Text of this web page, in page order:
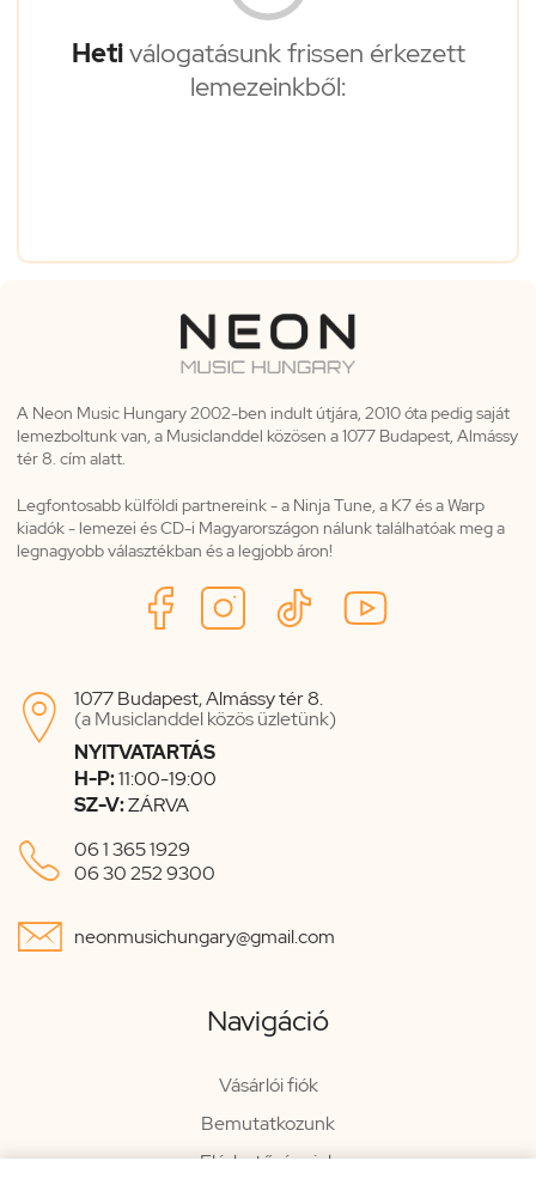
Hetiválogatásunk frissen érkezett
lemezeinkből:
A Neon Music Hungary 2002-ben indult útjára, 2010 óta pedig saját
lemezboltunk van, a Musiclanddel közösen a 1077 Budapest, Almássy
tér 8. cím alatt.
Legfontosabb külföldi partnereink - a Ninja Tune, a K7 és a Warp
kiadók - lemezei és CD-i Magyarországon nálunk találhatóak meg a
legnagyobb választékban és a legjobb áron!

1077 Budapest, Almássy tér 8.
(a Musiclanddel közös üzletünk)
NYITVATARTÁS
H-P:11:00-19:00
SZ-V:ZÁRVA
 06 1 365 1929
06 30 252 9300
 neonmusichungary@gmail.com
Navigáció
Vásárlói fiók
Bemutatkozunk
Elérhetőségeink